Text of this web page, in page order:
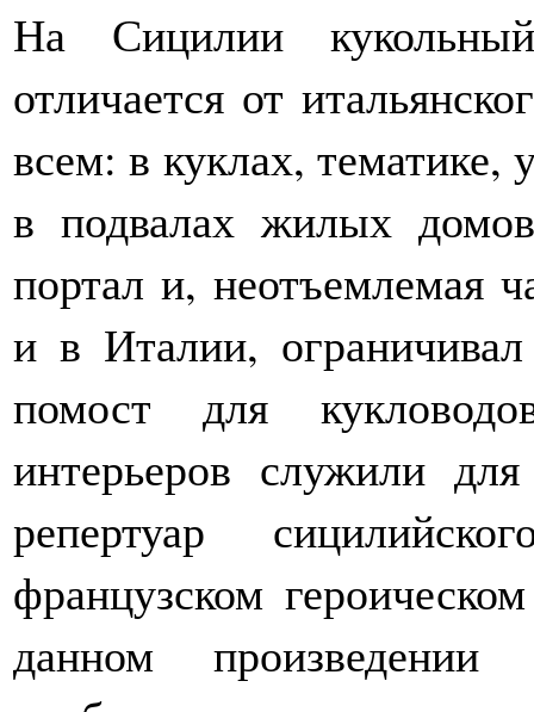
На Сицилии
отличается от
всем: в куклах, тематике,
в подвалах жилых
портал и, неотъемлемая
и в Италии,
помост для
интерьеров служили
репертуар
французском
данном произведении